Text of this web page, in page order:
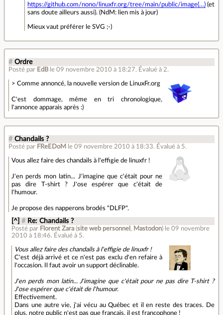
https://github.com/nono/linuxfr.org/tree/main/public/image(…)(et
sans doute ailleurs aussi). (NdM: lien mis à jour)
Mieux vaut préférer le SVG ;-)
# Ordre
Posté par EdB le 09 novembre 2010 à 18:27. Évalué à 2.
> Comme annoncé, la nouvelle version de LinuxFr.org
C'est dommage, même en tri chronologique,
l'annonce apparais après :)
# Chandails ?
Posté par FReEDoM le 09 novembre 2010 à 18:33. Évalué à 5.
Vous allez faire des chandails à l'effigie de linuxfr !
J'en perds mon latin... J'imagine que c'était pour ne
pas dire T-shirt ? J'ose espérer que c'était de
l'humour.
Je propose des napperons brodés "DLFP".
[^] # Re: Chandails ?
Posté par Florent Zara (site web personnel , Mastodon) le 09 novembre
2010 à 18:46. Évalué à 5.
Vous allez faire des chandails à l'effigie de linuxfr !
C'est déjà arrivé et ce n'est pas exclu d'en refaire à
l'occasion. Il faut avoir un support déclinable.
J'en perds mon latin... J'imagine que c'était pour ne pas dire T-shirt ?
J'ose espérer que c'était de l'humour.
Effectivement.
Dans une autre vie, j'ai vécu au Québec et il en reste des traces. De
plus, notre public n'est pas que français, il est francophone !